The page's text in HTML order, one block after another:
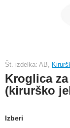
Št. izdelka: AB,
Kroglica
(kirurško
Izberi